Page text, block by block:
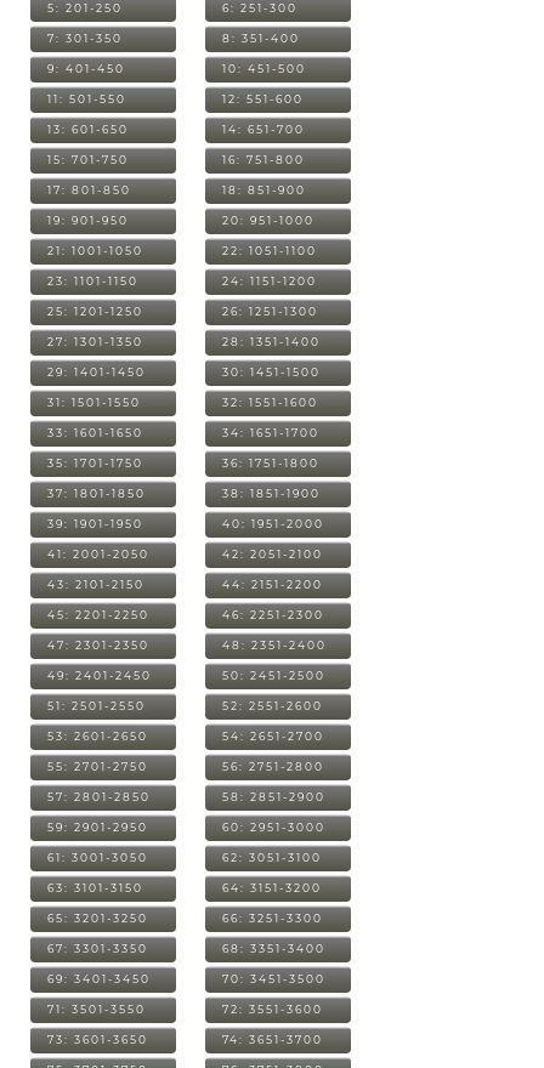
5: 201-250 6: 251-300
7: 301-350 8: 351-400
9: 401-450 10: 451-500
11: 501-550 12: 551-600
13: 601-650 14: 651-700
15: 701-750 16: 751-800
17: 801-850 18: 851-900
19: 901-950 20: 951-1000
21: 1001-1050 22: 1051-1100
23: 1101-1150 24: 1151-1200
25: 1201-1250 26: 1251-1300
27: 1301-1350 28: 1351-1400
29: 1401-1450 30: 1451-1500
31: 1501-1550 32: 1551-1600
33: 1601-1650 34: 1651-1700
35: 1701-1750 36: 1751-1800
37: 1801-1850 38: 1851-1900
39: 1901-1950 40: 1951-2000
41: 2001-2050 42: 2051-2100
43: 2101-2150 44: 2151-2200
45: 2201-2250 46: 2251-2300
47: 2301-2350 48: 2351-2400
49: 2401-2450 50: 2451-2500
51: 2501-2550 52: 2551-2600
53: 2601-2650 54: 2651-2700
55: 2701-2750 56: 2751-2800
57: 2801-2850 58: 2851-2900
59: 2901-2950 60: 2951-3000
61: 3001-3050 62: 3051-3100
63: 3101-3150 64: 3151-3200
65: 3201-3250 66: 3251-3300
67: 3301-3350 68: 3351-3400
69: 3401-3450 70: 3451-3500
71: 3501-3550 72: 3551-3600
73: 3601-3650 74: 3651-3700